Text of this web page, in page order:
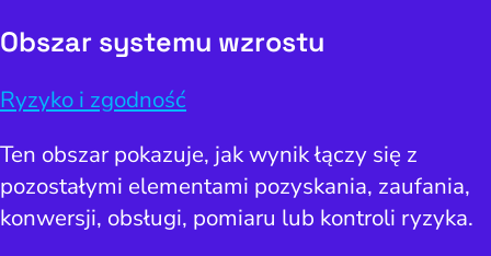
Obszar systemu wzrostu
Ryzyko i zgodność
Ten obszar pokazuje, jak wynik łączy się z
pozostałymi elementami pozyskania, zaufania,
konwersji, obsługi, pomiaru lub kontroli ryzyka.